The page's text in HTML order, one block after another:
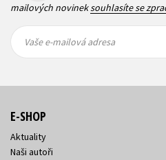
mailových novineksouhlasíte se
mailová
mailová
Vaše e-mailová adresa
E-SHOP
Aktuality
Naši autoři